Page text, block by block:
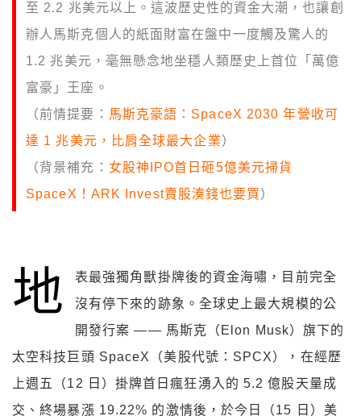
至 2.2 兆美元以上。這波歷史性的資金大潮，也讓創
辦人馬斯克個人的紙面財富在盤中一度觸及驚人的
1.2 兆美元，毫無懸念地坐穩人類歷史上首位「萬億
富豪」王座。
（前情提要： 馬斯克豪語：SpaceX 2030 年營收可
達 1 兆美元，比肩全球最大企業）
（背景補充： 女股神IPO首日砸5億美元掃貨
SpaceX！ARK Invest賣股湊錢也要買）
地
表最強獨角獸掛牌後的資金海嘯，目前完全
沒有停下來的跡象。全球史上最大規模的公
開發行案 —— 馬斯克（Elon Musk）旗下的
太空科技巨頭 SpaceX（美股代號：SPCX），在經歷
上週五（12 日）掛牌首日瘋狂湧入的 5.2 億股天量成
交、終場暴漲 19.22% 的激情後，於今日（15 日）美